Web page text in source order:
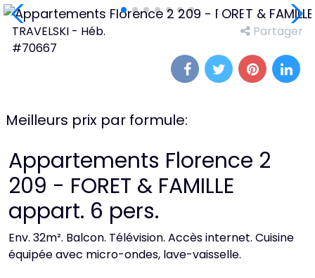
TRAVELSKI - Héb.
#70667
Partager
Meilleurs prix par formule:
Appartements Florence 2
209 - FORET & FAMILLE
appart. 6 pers.
Env. 32m². Balcon. Télévision. Accès internet. Cuisine
équipée avec micro-ondes, lave-vaisselle.